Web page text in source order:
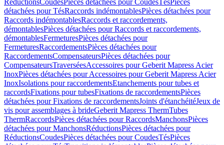
RéductionsCoudesPièces détachées pour CoudesTésPièces
détachées pour TésRaccords indémontablesPièces détachées pour
Raccords indémontablesRaccords et raccordements,
démontablesPièces détachées pour Raccords et raccordements,
démontablesFermeturesPièces détachées pour
FermeturesRaccordementsPièces détachées pour
RaccordementsCompensateursPièces détachées pour
CompensateursTraverséesAccessoires pour Geberit Mapress Acier
InoxPièces détachées pour Accessoires pour Geberit Mapress Acier
InoxIsolations pour raccordementsEtanchements pour tubes et
raccordsFixations pour tubesFixations de raccordementsPièces
détachées pour Fixations de raccordementsJoints d'étanchéitéJeux de
vis pour assemblages à brideGeberit Mapress ThermTubes
ThermRaccordsPièces détachées pour RaccordsManchonsPièces
détachées pour ManchonsRéductionsPièces détachées pour
RéductionsCoudesPièces détachées pour CoudesTésPièces